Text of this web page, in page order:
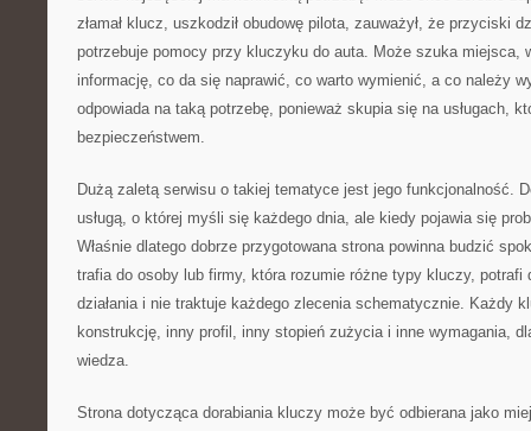
złamał klucz, uszkodził obudowę pilota, zauważył, że przyciski
potrzebuje pomocy przy kluczyku do auta. Może szuka miejsca,
informację, co da się naprawić, co warto wymienić, a co należy
odpowiada na taką potrzebę, ponieważ skupia się na usługach,
bezpieczeństwem.
Dużą zaletą serwisu o takiej tematyce jest jego funkcjonalność.
usługą, o której myśli się każdego dnia, ale kiedy pojawia się
Właśnie dlatego dobrze przygotowana strona powinna budzić
trafia do osoby lub firmy, która rozumie różne typy kluczy, potrafi
działania i nie traktuje każdego zlecenia schematycznie. Każdy
konstrukcję, inny profil, inny stopień zużycia i inne wymagania,
wiedza.
Strona dotycząca dorabiania kluczy może być odbierana jako